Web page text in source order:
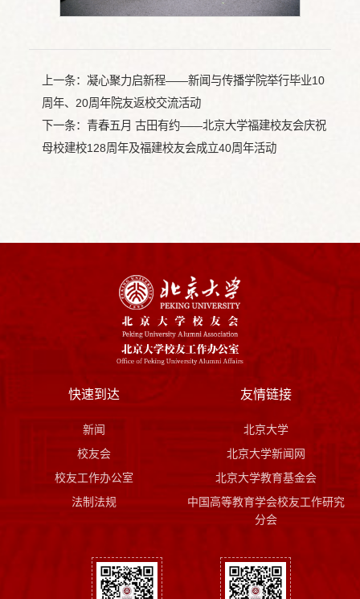
上一条： 凝心聚力启新程——新闻与传播学院举行毕业10
周年、20周年院友返校交流活动
下一条： 青春五月 古田有约——北京大学福建校友会庆祝
母校建校128周年及福建校友会成立40周年活动
快速到达
新闻
校友会
校友工作办公室
法制法规
友情链接
北京大学
北京大学新闻网
北京大学教育基金会
中国高等教育学会校友工作研究
分会